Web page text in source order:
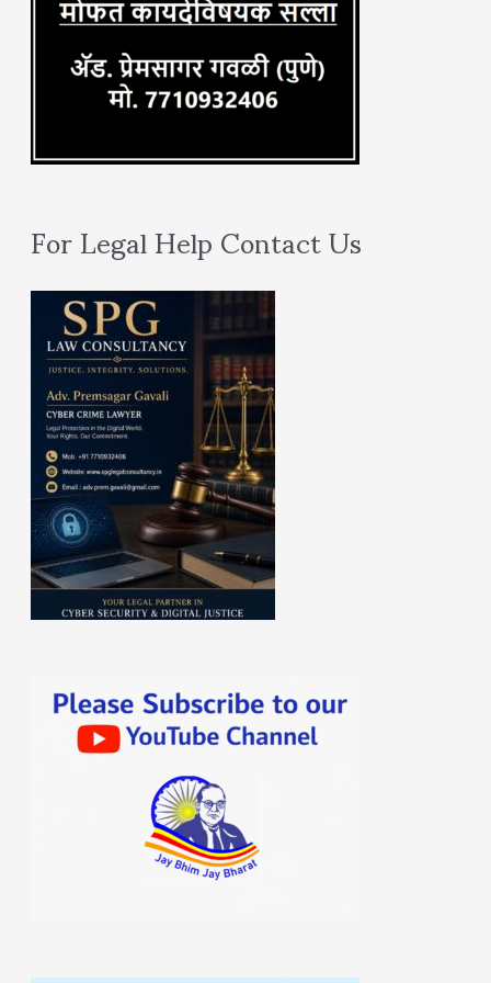
For Legal Help Contact Us